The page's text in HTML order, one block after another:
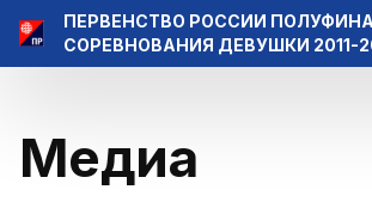
ПЕРВЕНСТВО РОССИИ
СОРЕВНОВАНИЯ ДЕВУШКИ 2011-
Медиа